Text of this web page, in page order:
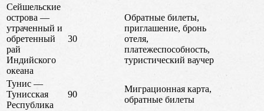
Сейшельские
острова —
утраченный и
обретенный
рай
Индийского
океана
30
Обратные билеты,
приглашение, бронь
отеля,
платежеспособность,
туристический ваучер
Тунис —
Тунисская
Республика
90
Миграционная карта,
обратные билеты